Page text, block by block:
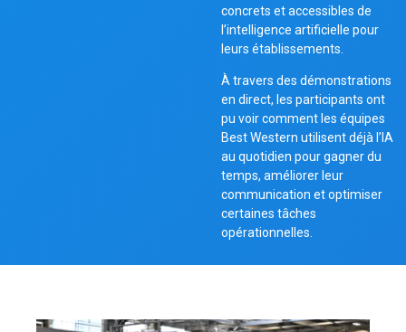
concrets et accessibles de
l’intelligence artificielle pour
leurs établissements.
À travers des démonstrations
en direct, les participants ont
pu voir comment les équipes
Best Western utilisent déjà l’IA
au quotidien pour gagner du
temps, améliorer leur
communication et optimiser
certaines tâches
opérationnelles.